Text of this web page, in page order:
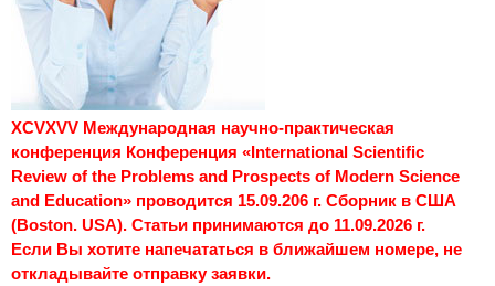
XCVXVV Международная научно-практическая
конференция Конференция «International Scientific
Review of the Problems and Prospects of Modern Science
and Education» проводится 15.09.206 г. Сборник в США
(Boston. USA). Статьи принимаются до 11.09.2026 г.
Если Вы хотите напечататься в ближайшем номере, не
откладывайте отправку заявки.